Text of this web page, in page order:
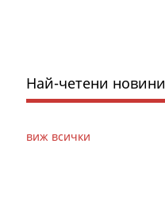
Най-четени новини
виж всички